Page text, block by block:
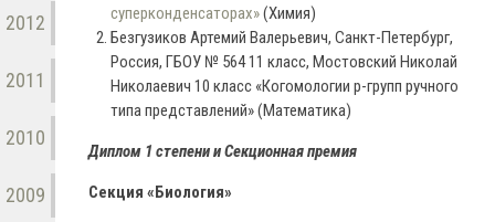
2012
2011
2010
2009
суперконденсаторах»(Химия)
Безгузиков Артемий Валерьевич, Санкт-Петербург,
Россия, ГБОУ № 564 11 класс, Мостовский Николай
Николаевич 10 класс «Когомологии p-групп ручного
типа представлений» (Математика)
Диплом 1 степени и Секционная премия
Секция «Биология»